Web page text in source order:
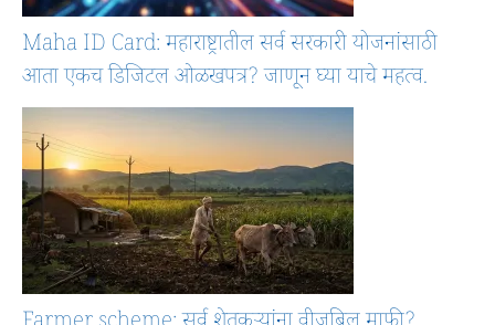
Maha ID Card: महाराष्ट्रातील सर्व सरकारी योजनांसाठी
आता एकच डिजिटल ओळखपत्र? जाणून घ्या याचे महत्व.